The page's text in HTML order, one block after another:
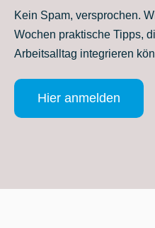
Kein Spam, versprochen.
Wochen praktische Tipps,
Arbeitsalltag integrieren
Hier anmelden